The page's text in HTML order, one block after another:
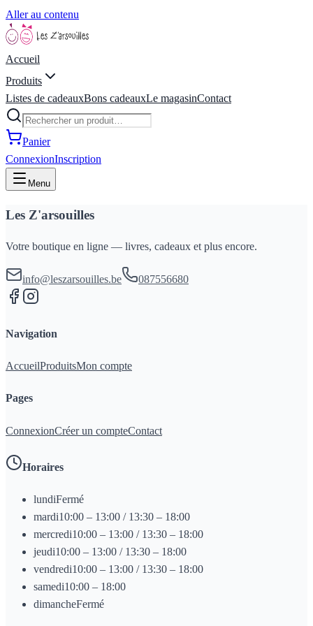
Aller au contenu
Accueil
Produits
Listes de cadeauxBons cadeauxLe magasinContact
Panier
ConnexionInscription
Menu
Les Z'arsouilles
Votre boutique en ligne — livres, cadeaux et plus encore.
info@leszarsouilles.be 087556680
Navigation
AccueilProduitsMon compte
Pages
ConnexionCréer un compteContact
Horaires
lundiFermé
mardi10:00 – 13:00 / 13:30 – 18:00
mercredi10:00 – 13:00 / 13:30 – 18:00
jeudi10:00 – 13:00 / 13:30 – 18:00
vendredi10:00 – 13:00 / 13:30 – 18:00
samedi10:00 – 18:00
dimancheFermé